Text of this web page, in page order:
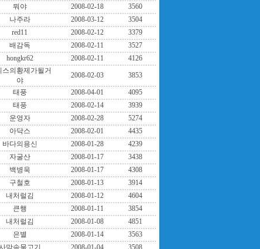
뭐야 2008-02-18
3560
나주라 2008-03-12
3504
red11 2008-02-12
3379
배감독 2008-02-11
3527
hongkr62 2008-02-11 4126
스의황제가될거
야
2008-02-03 3853
태풍 2008-04-01
4095
태풍 2008-02-14
3939
운영자 2008-02-28
5274
아닥스 2008-02-01
4435
바다의용신 2008-01-28
4239
자굴산 2008-01-17
3438
백병욱 2008-01-17
4308
구철호 2008-01-13
3914
내처럴김 2008-01-12
4604
큰행 2008-01-11
3854
내처럴김 2008-01-08
4851
은별 2008-01-14
3563
막속물고기 2008-01-04 3508